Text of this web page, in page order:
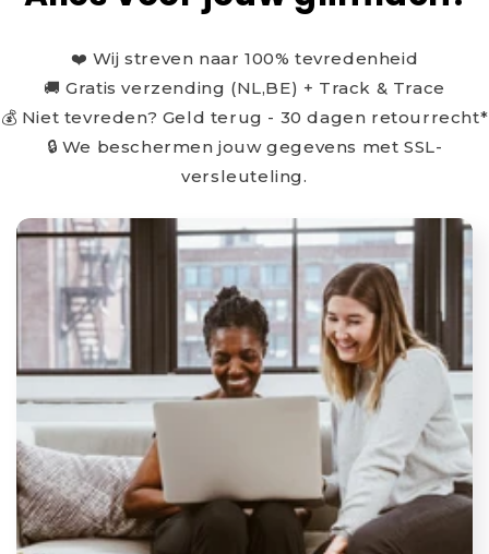
❤️ Wij streven naar 100% tevredenheid
🚚 Gratis verzending (NL,BE) + Track & Trace
💰 Niet tevreden? Geld terug - 30 dagen retourrecht*
🔒 We beschermen jouw gegevens met SSL-
versleuteling.